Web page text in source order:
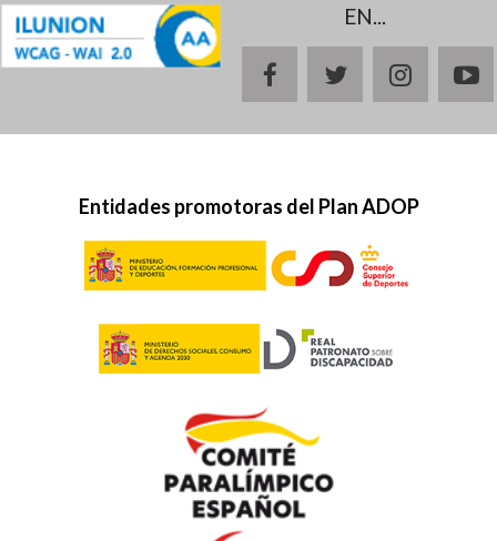
EN...
facebooktwitter
Entidades promotoras del Plan ADOP